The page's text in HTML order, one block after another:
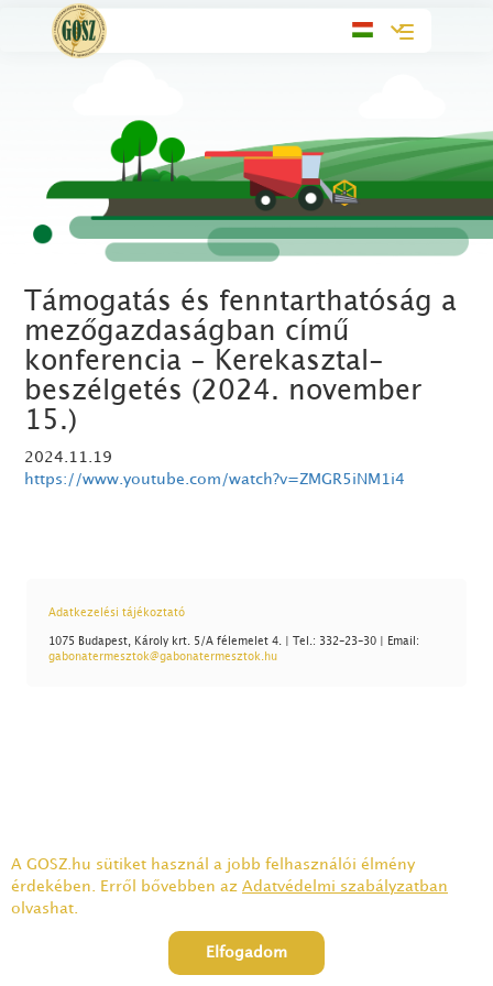
Toggle
Támogatás és fenntarthatóság a
mezőgazdaságban című
konferencia - Kerekasztal-
beszélgetés (2024. november
15.)
2024.11.19
https://www.youtube.com/watch?v=ZMGR5iNM1i4
Adatkezelési tájékoztató
1075 Budapest, Károly krt. 5/A félemelet 4. | Tel.: 332-23-30 | Email:
gabonatermesztok@gabonatermesztok.hu
A GOSZ.hu sütiket használ a jobb felhasználói élmény
érdekében. Erről bővebben az Adatvédelmi szabályzatban
olvashat.
Elfogadom